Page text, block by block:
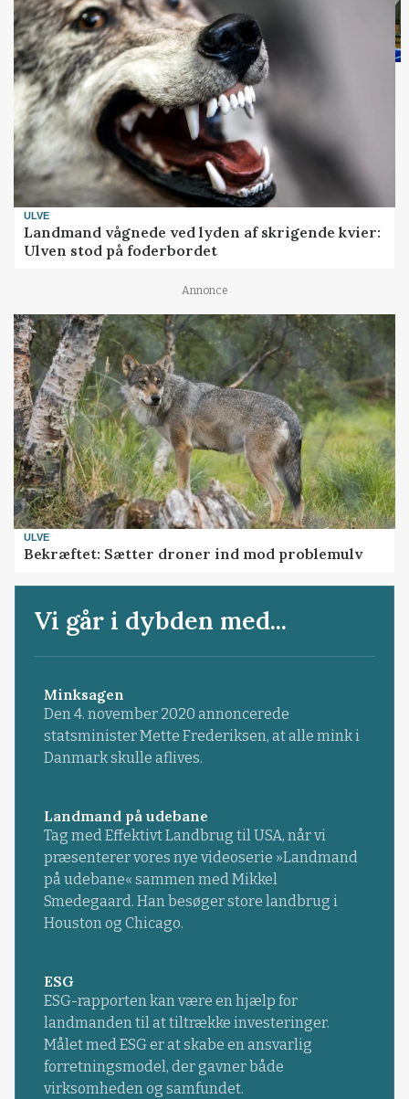
ULVE
Landmand vågnede ved lyden af skrigende kvier:
Ulven stod på foderbordet
Annonce
ULVE
Bekræftet: Sætter droner ind mod problemulv
Vi går i dybden med...
Minksagen
Den 4. november 2020 annoncerede
statsminister Mette Frederiksen, at alle mink i
Danmark skulle aflives.
Landmand på udebane
Tag med Effektivt Landbrug til USA, når vi
præsenterer vores nye videoserie »Landmand
på udebane« sammen med Mikkel
Smedegaard. Han besøger store landbrug i
Houston og Chicago.
ESG
ESG-rapporten kan være en hjælp for
landmanden til at tiltrække investeringer.
Målet med ESG er at skabe en ansvarlig
forretningsmodel, der gavner både
virksomheden og samfundet.